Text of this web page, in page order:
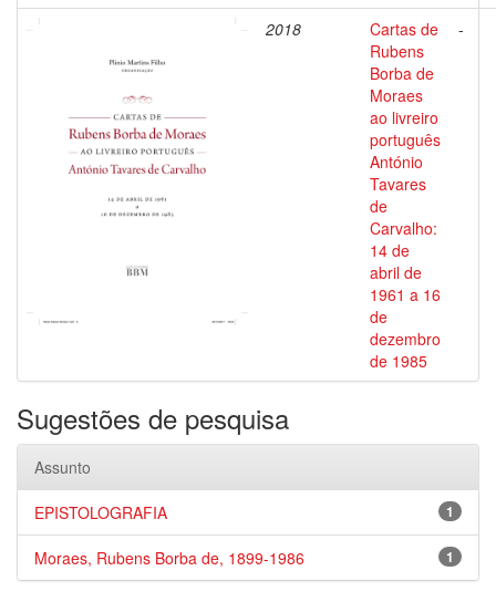
2018
Cartas de
Rubens
Borba de
Moraes
ao livreiro
português
António
Tavares
de
Carvalho:
14 de
abril de
1961 a 16
de
dezembro
de 1985
-
Sugestões de pesquisa
Assunto
1
EPISTOLOGRAFIA
1
Moraes, Rubens Borba de, 1899-1986